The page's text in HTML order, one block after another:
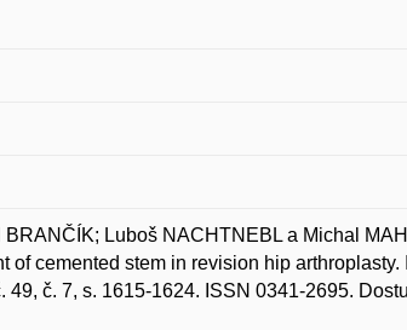
Luboš NACHTNEBL a Michal
cemented stem in revision hip
č. 7, s. 1615-1624. ISSN 0341-2695.